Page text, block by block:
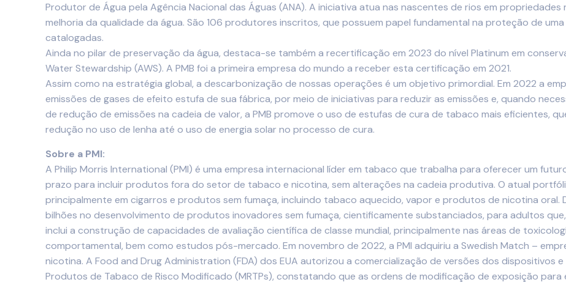
Produtor de Água pela Agência Nacional das Águas (ANA). A iniciativa atua nas nascentes de rios em propriedades
melhoria da qualidade da água. São 106 produtores inscritos, que possuem papel fundamental na proteção de
catalogadas.
Ainda no pilar de preservação da água, destaca-se também a recertificação em 2023 do nível Platinum em
Water Stewardship (AWS). A PMB foi a primeira empresa do mundo a receber esta certificação em 2021.
Assim como na estratégia global, a descarbonização de nossas operações é um objetivo primordial. Em 2022 a
emissões de gases de efeito estufa de sua fábrica, por meio de iniciativas para reduzir as emissões e, quando
de redução de emissões na cadeia de valor, a PMB promove o uso de estufas de cura de tabaco mais eficientes,
redução no uso de lenha até o uso de energia solar no processo de cura.
Sobre a PMI:
A Philip Morris International (PMI) é uma empresa internacional líder em tabaco que trabalha para oferecer um
prazo para incluir produtos fora do setor de tabaco e nicotina, sem alterações na cadeia produtiva. O atual
principalmente em cigarros e produtos sem fumaça, incluindo tabaco aquecido, vapor e produtos de nicotina oral.
bilhões no desenvolvimento de produtos inovadores sem fumaça, cientificamente substanciados, para adultos
inclui a construção de capacidades de avaliação científica de classe mundial, principalmente nas áreas de
comportamental, bem como estudos pós-mercado. Em novembro de 2022, a PMI adquiriu a Swedish Match –
nicotina. A Food and Drug Administration (FDA) dos EUA autorizou a comercialização de versões dos dispositivos e
Produtos de Tabaco de Risco Modificado (MRTPs), constatando que as ordens de modificação de exposição